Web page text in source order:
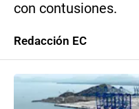
con contusiones.
Redacción EC